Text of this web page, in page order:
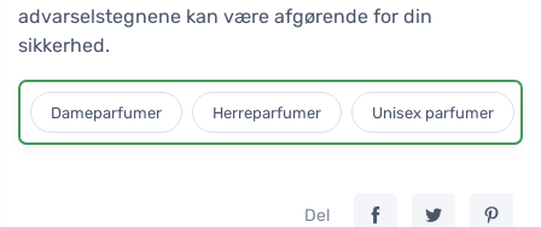
advarselstegnene kan være afgørende for din
sikkerhed.
Dameparfumer Herreparfumer Unisex parfumer
Del